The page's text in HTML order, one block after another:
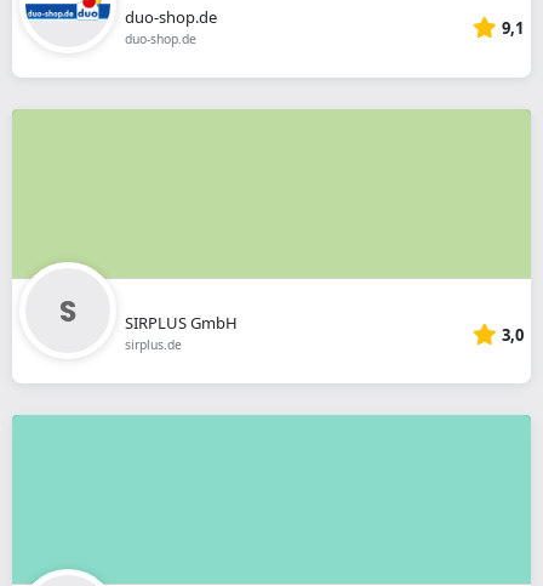
duo-shop.de
duo-shop.de 9,1
SIRPLUS GmbH
sirplus.de 3,0